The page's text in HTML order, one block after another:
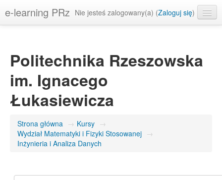
e-learning PRz Nie jesteś zalogowany(a) (Zaloguj się)
Politechnika Rzeszowska
im. Ignacego
Łukasiewicza
Strona główna → Kursy →
Wydział Matematyki i Fizyki Stosowanej →
Inżynieria i Analiza Danych